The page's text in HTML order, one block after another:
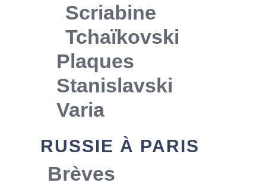
Scriabine
Tchaïkovski
Plaques
Stanislavski
Varia
RUSSIE À PARIS
Brèves